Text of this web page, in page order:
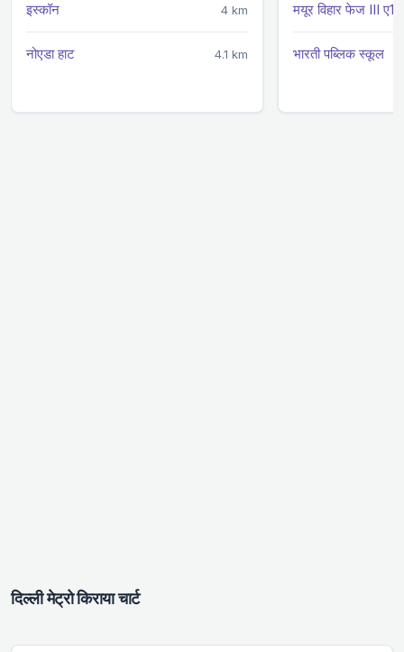
इस्कॉन 4 km
नोएडा हाट 4.1 km
मयूर विहार फेज III ए1
भारती पब्लिक स्कूल
दिल्ली मेट्रो किराया चार्ट